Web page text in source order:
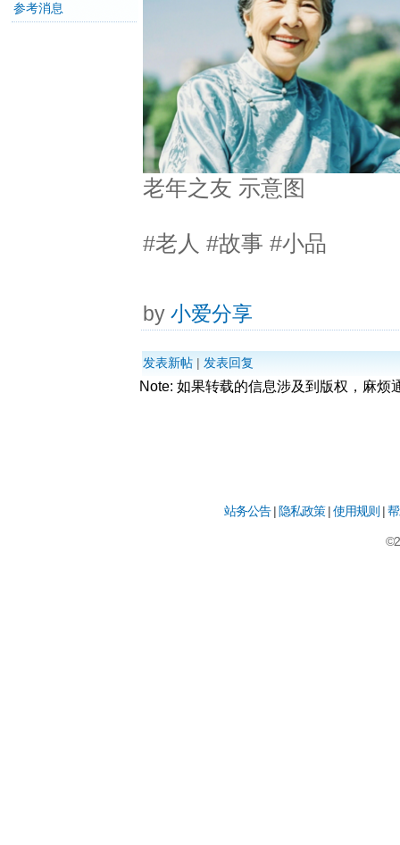
参考消息
老年之友 示意图
#老人 #故事 #小品
by 小爱分享
发表新帖 | 发表回复
Note: 如果转载的信息涉及到版权，麻
站务公告| 隐私政策|使用规则 |